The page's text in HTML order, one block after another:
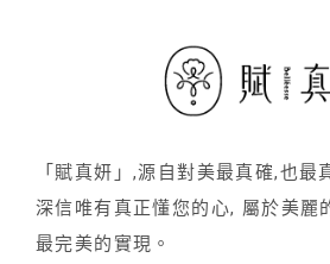
「賦真妍」,源自對美最真確,也最
深信唯有真正懂您的心, 屬於美麗
最完美的實現。